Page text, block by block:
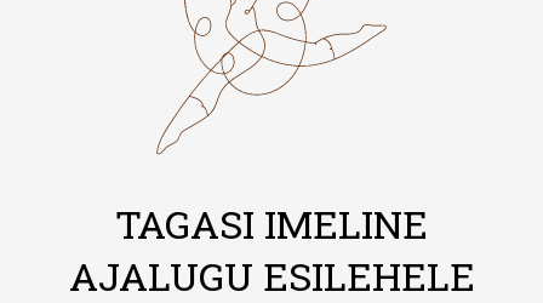
TAGASI IMELINE
AJALUGU ESILEHELE